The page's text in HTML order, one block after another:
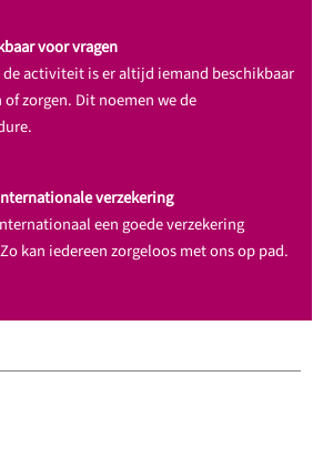
voor vragen
activiteit is er altijd iemand beschikbaar
zorgen. Dit noemen we de
verzekering
een goede verzekering
kan iedereen zorgeloos met ons op pad.